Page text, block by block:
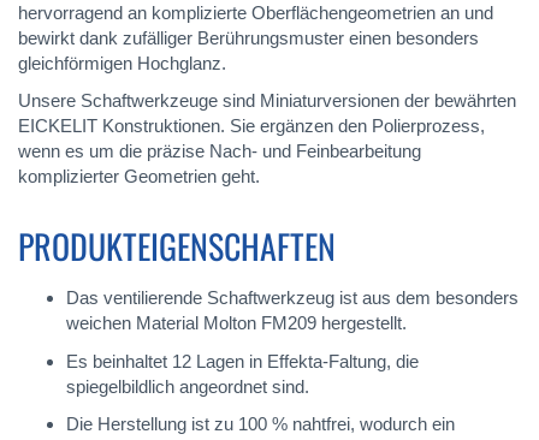
hervorragend an komplizierte Oberflächengeometrien an und
bewirkt dank zufälliger Berührungsmuster einen besonders
gleichförmigen Hochglanz.
Unsere Schaftwerkzeuge sind Miniaturversionen der bewährten
EICKELIT Konstruktionen. Sie ergänzen den Polierprozess,
wenn es um die präzise Nach- und Feinbearbeitung
komplizierter Geometrien geht.
PRODUKTEIGENSCHAFTEN
Das ventilierende Schaftwerkzeug ist aus dem besonders
weichen Material Molton FM209 hergestellt.
Es beinhaltet 12 Lagen in Effekta-Faltung, die
spiegelbildlich angeordnet sind.
Die Herstellung ist zu 100 % nahtfrei, wodurch ein